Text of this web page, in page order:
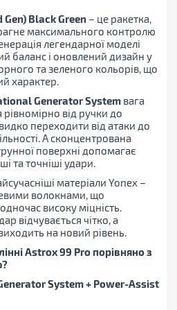
Black Green – це ракетка,
максимального контролю
легендарної моделі
баланс і оновлений дизайн у
та зеленого кольорів, що
характер.
Generator System вага
рівномірно від ручки до
переходити від атаки до
А сконцентрована
поверхні допомагає
та точніші удари.
матеріали Yonex –
волокнами, що
високу міцність.
відчувається чітко, а
на новий рівень.
Astrox 99 Pro порівняно з
System + Power-Assist